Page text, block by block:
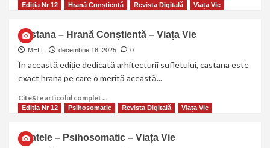
Ediția Nr 12 Hrană Conștientă Revista Digitală Viața Vie
Castana – Hrană Conștientă – Viața Vie
MELL decembrie 18, 2025 0
În această ediție dedicată arhitecturii sufletului, castana este
exact hrana pe care o merită această...
Citește articolul complet ...
Ediția Nr 12 Psihosomatic Revista Digitală Viața Vie
Spatele – Psihosomatic – Viața Vie